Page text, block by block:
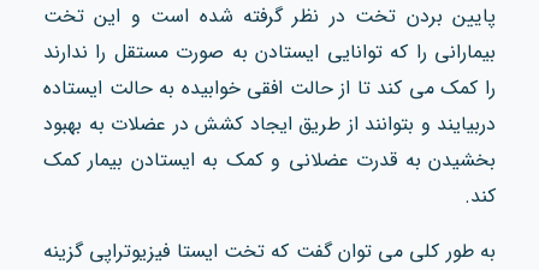
پایین بردن تخت در نظر گرفته شده است و این تخت
بیمارانی را که توانایی ایستادن به صورت مستقل را ندارند
را کمک می کند تا از حالت افقی خوابیده به حالت ایستاده
دربیایند و بتوانند از طریق ایجاد کشش در عضلات به بهبود
بخشیدن به قدرت عضلانی و کمک به ایستادن بیمار کمک
کند.
به طور کلی می توان گفت که تخت ایستا فیزیوتراپی گزینه